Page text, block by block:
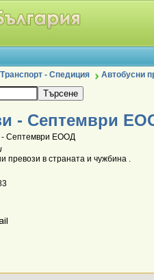
- Спедиция Автобусни
- Септември
- Септември ЕООД
превози в страната и чужбина .